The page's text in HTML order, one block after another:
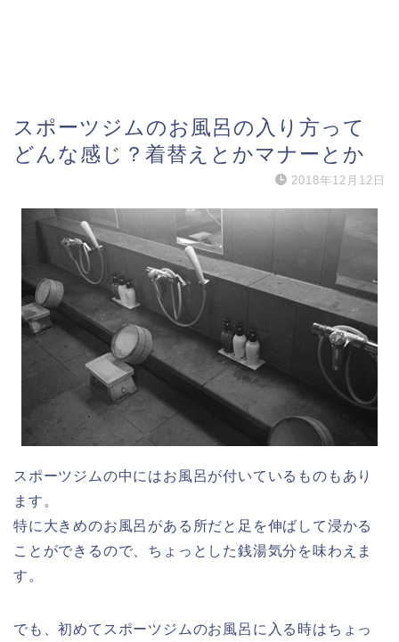
スポーツジムのお風呂の入り方って
どんな感じ？着替えとかマナーとか
2018年12月12日
スポーツジムの中にはお風呂が付いているものもあり
ます。
特に大きめのお風呂がある所だと足を伸ばして浸かる
ことができるので、ちょっとした銭湯気分を味わえま
す。
でも、初めてスポーツジムのお風呂に入る時はちょっ